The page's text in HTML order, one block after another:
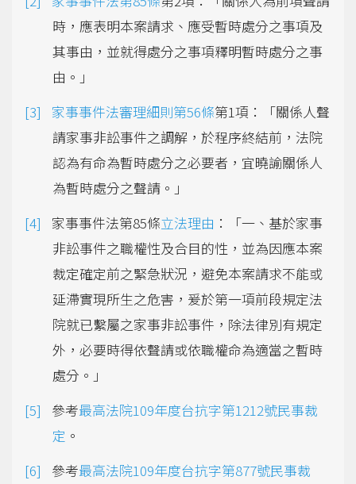
時，應表明本案請求、應受暫時處分之事項及
其事由，並就得處分之事項釋明暫時處分之事
由。」
家事事件法審理細則第56條第1項：「關係人聲
請家事非訟事件之調解，於程序終結前，法院
認為有命為暫時處分之必要者，宜曉諭關係人
為暫時處分之聲請。」
家事事件法第85條立法理由 ：「一、基於家事
非訟事件之職權性及合目的性，並為因應本案
裁定確定前之緊急狀況，避免本案請求不能或
延滯實現所生之危害，爰於第一項前段規定法
院就已繫屬之家事非訟事件，除法律別有規定
外，必要時得依聲請或依職權命為適當之暫時
處分。」
參考最高法院109年度台抗字第1212號民事裁
定 。
參考最高法院109年度台抗字第877號民事裁